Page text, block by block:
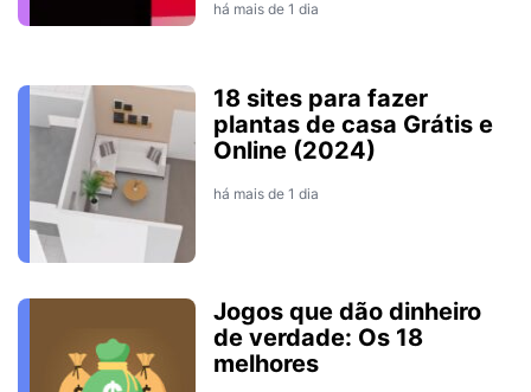
há mais de 1 dia
18 sites para fazer
plantas de casa Grátis e
Online (2024)
há mais de 1 dia
Jogos que dão dinheiro
de verdade: Os 18
melhores